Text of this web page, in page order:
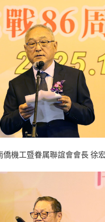
僑機工暨眷属聯誼會會長 徐